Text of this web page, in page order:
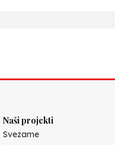
Naši projekti
Svezame